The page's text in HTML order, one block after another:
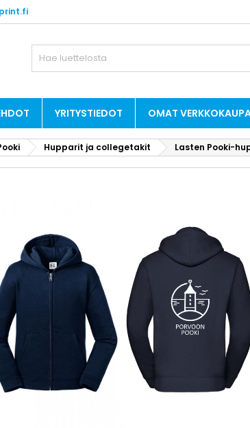
YRITYSTIEDOT OMAT
Hupparit ja collegetakit Lasten Pooki-